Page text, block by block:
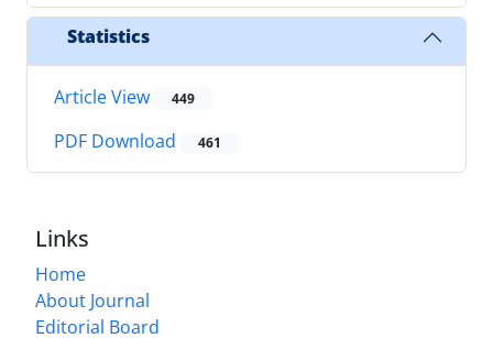
Statistics
Article View 449
PDF Download 461
Links
Home
About Journal
Editorial Board